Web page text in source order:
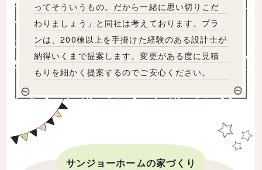
ってそういうもの。だから一緒に思い切りこだ
わりましょう」と同社は考えております。プラ
ンは、200棟以上を手掛けた経験のある設計士が
納得いくまで提案します。変更がある度に見積
もりを細かく提案するのでご安心ください。
サンジョーホームの家づくり